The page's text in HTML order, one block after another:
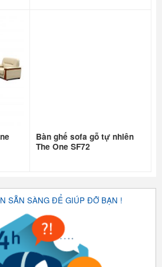
Bàn ghế sofa gỗ tự nhiên
The One SF72
SẴN SÀNG ĐỂ GIÚP ĐỠ BẠN !